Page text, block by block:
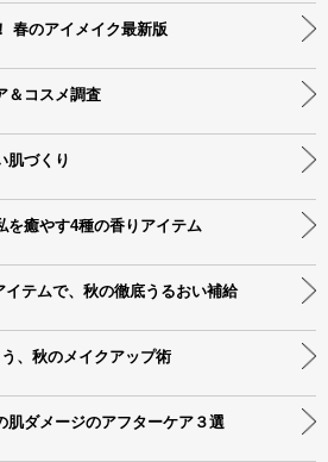
春のアイメイク最新版
＆コスメ調査
肌づくり
癒やす4種の香りアイテム
テムで、秋の徹底うるおい補給
、秋のメイクアップ術
肌ダメージのアフターケア３選